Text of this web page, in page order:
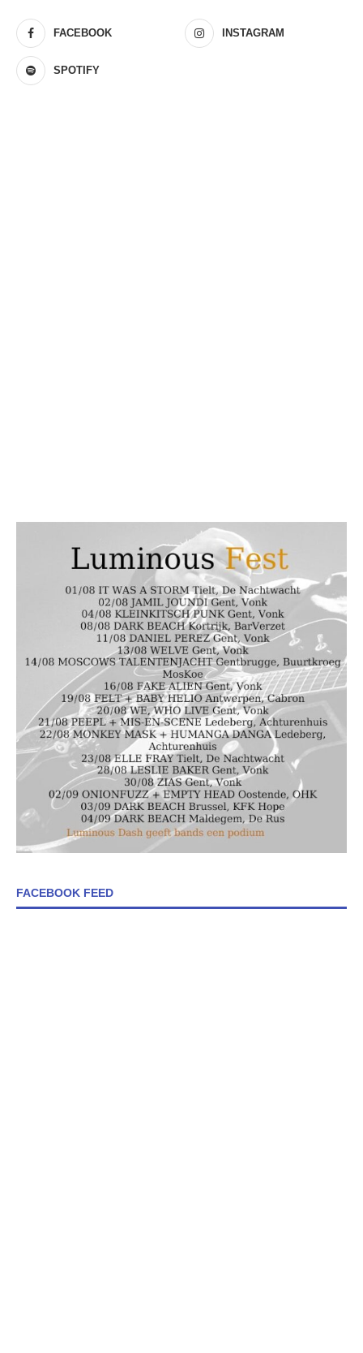
FACEBOOK INSTAGRAM
SPOTIFY
FACEBOOK FEED